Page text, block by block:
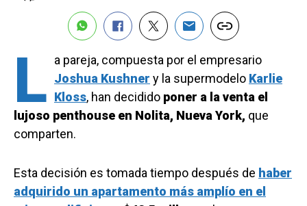
L a pareja, compuesta por el empresario
Joshua Kushner y la supermodelo Karlie
Kloss, han decidido poner a la venta el
lujoso penthouse en Nolita, Nueva York, que
comparten.
Esta decisión es tomada tiempo después de haber
adquirido un apartamento más amplío en el